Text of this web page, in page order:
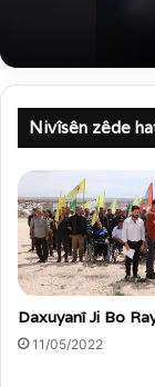
Nivîsên zêde
Daxuyanî Ji Bo
11/05/2022